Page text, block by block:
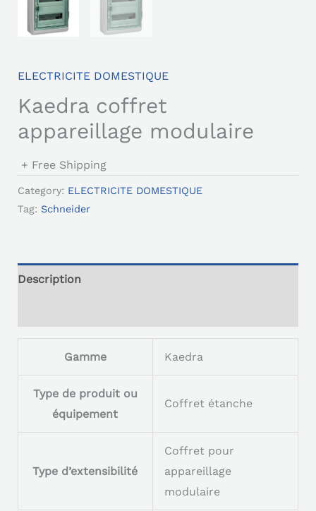
ELECTRICITE DOMESTIQUE
Kaedra coffret
appareillage modulaire
+ Free Shipping
Category: ELECTRICITE DOMESTIQUE
Tag: Schneider
Description
Gamme Kaedra
Type de produit ou
équipement
Coffret étanche
Type d’extensibilité
Coffret pour
appareillage
modulaire